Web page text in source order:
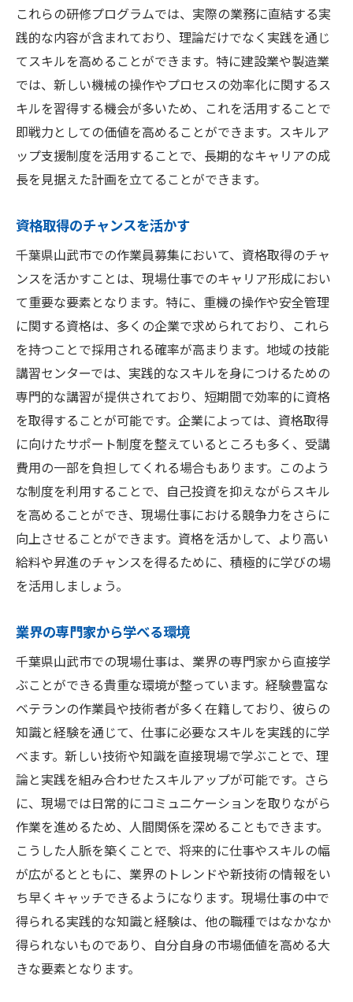
これらの研修プログラムでは、実際の業務に直結する実
践的な内容が含まれており、理論だけでなく実践を通じ
てスキルを高めることができます。特に建設業や製造業
では、新しい機械の操作やプロセスの効率化に関するス
キルを習得する機会が多いため、これを活用することで
即戦力としての価値を高めることができます。スキルア
ップ支援制度を活用することで、長期的なキャリアの成
長を見据えた計画を立てることができます。
資格取得のチャンスを活かす
千葉県山武市での作業員募集において、資格取得のチャ
ンスを活かすことは、現場仕事でのキャリア形成におい
て重要な要素となります。特に、重機の操作や安全管理
に関する資格は、多くの企業で求められており、これら
を持つことで採用される確率が高まります。地域の技能
講習センターでは、実践的なスキルを身につけるための
専門的な講習が提供されており、短期間で効率的に資格
を取得することが可能です。企業によっては、資格取得
に向けたサポート制度を整えているところも多く、受講
費用の一部を負担してくれる場合もあります。このよう
な制度を利用することで、自己投資を抑えながらスキル
を高めることができ、現場仕事における競争力をさらに
向上させることができます。資格を活かして、より高い
給料や昇進のチャンスを得るために、積極的に学びの場
を活用しましょう。
業界の専門家から学べる環境
千葉県山武市での現場仕事は、業界の専門家から直接学
ぶことができる貴重な環境が整っています。経験豊富な
ベテランの作業員や技術者が多く在籍しており、彼らの
知識と経験を通じて、仕事に必要なスキルを実践的に学
べます。新しい技術や知識を直接現場で学ぶことで、理
論と実践を組み合わせたスキルアップが可能です。さら
に、現場では日常的にコミュニケーションを取りながら
作業を進めるため、人間関係を深めることもできます。
こうした人脈を築くことで、将来的に仕事やスキルの幅
が広がるとともに、業界のトレンドや新技術の情報をい
ち早くキャッチできるようになります。現場仕事の中で
得られる実践的な知識と経験は、他の職種ではなかなか
得られないものであり、自分自身の市場価値を高める大
きな要素となります。